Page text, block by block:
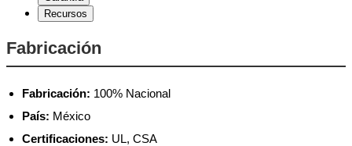
Recursos
Fabricación
Fabricación: 100% Nacional
País: México
Certificaciones: UL, CSA